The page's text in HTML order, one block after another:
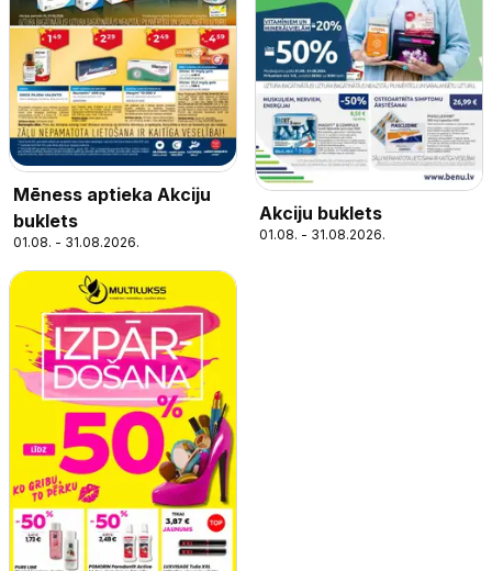
Mēness aptieka Akciju
buklets
01.08. - 31.08.2026.
Akciju buklets
01.08. - 31.08.2026.